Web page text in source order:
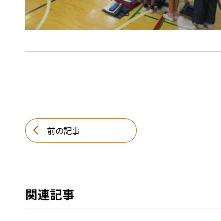
前の記事
関連記事